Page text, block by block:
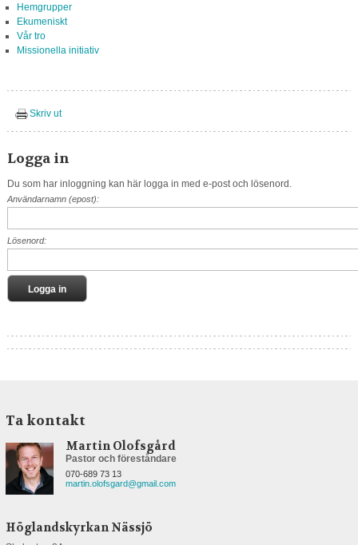
Hemgrupper
Ekumeniskt
Vår tro
Missionella initiativ
Skriv ut
Logga in
Du som har inloggning kan här logga in med e-post och lösenord.
Användarnamn (epost):
Lösenord:
Ta kontakt
Martin Olofsgård
Pastor och föreståndare
070-689 73 13
martin.olofsgard@gmail.com
Höglandskyrkan Nässjö